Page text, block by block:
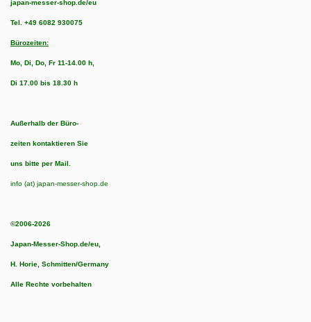
japan-messer-shop.de/eu
Tel. +49 6082 930075
Bürozeiten:
Mo, Di, Do, Fr 11-14.00 h,
Di 17.00 bis 18.30 h
Außerhalb der Büro-
zeiten kontaktieren Sie
uns bitte per Mail.
info (at) japan-messer-shop.de
©2006-2026
Japan-Messer-Shop.de/eu,
H. Horie, Schmitten/Germany
Alle Rechte vorbehalten